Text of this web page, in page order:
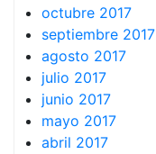
octubre 2017
septiembre 2017
agosto 2017
julio 2017
junio 2017
mayo 2017
abril 2017